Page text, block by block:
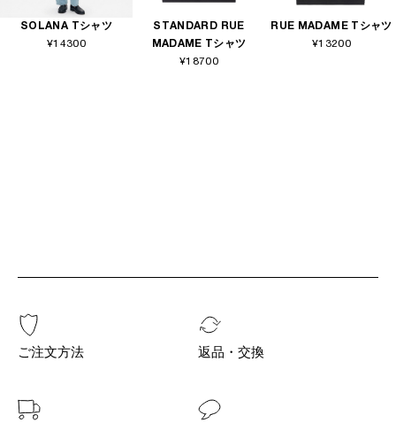
SOLANA Tシャツ
¥14300
STANDARD RUE
MADAME Tシャツ
¥18700
RUE MADAME Tシャツ
¥13200
ご注文方法 返品・交換